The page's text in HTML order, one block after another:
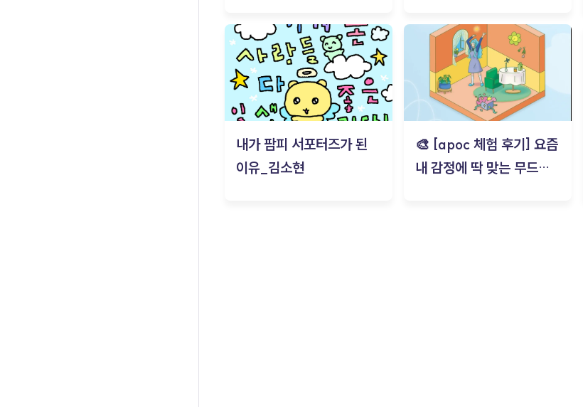
내가 팜피 서포터즈가 된
이유_김소현
🎨 [apoc 체험 후기] 요즘
내 감정에 딱 맞는 무드룸